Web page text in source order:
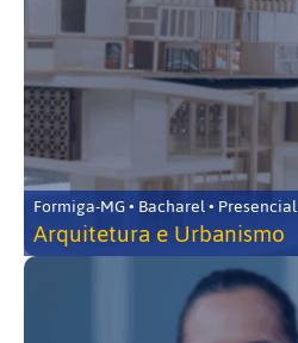
Formiga-MG • Bacharel • Presencial
Arquitetura e Urbanismo